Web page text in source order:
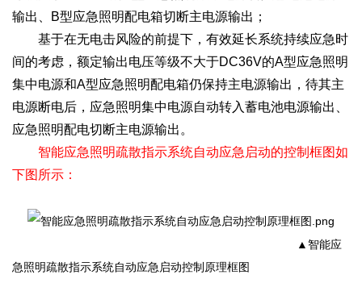
输出、B型应急照明配电箱切断主电源输出；
基于在无电击风险的前提下，有效延长系统持续应急时
间的考虑，额定输出电压等级不大于DC36V的A型应急照明
集中电源和A型应急照明配电箱仍保持主电源输出，待其主
电源断电后，应急照明集中电源自动转入蓄电池电源输出、
应急照明配电切断主电源输出。
智能应急照明疏散指示系统自动应急启动的控制框图如
下图所示：
▲智能应
急照明疏散指示系统自动应急启动控制原理框图